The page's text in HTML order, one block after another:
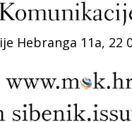
Hebranga 11a, 22